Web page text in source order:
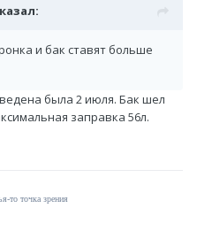
и бак ставят больше
была 2 июля. Бак шел
заправка 56л.
то точка зрения